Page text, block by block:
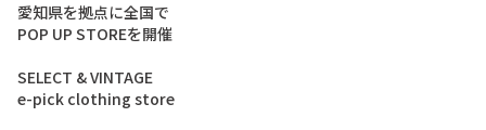
愛知県を拠点に全国で
POP UP STOREを開催
SELECT & VINTAGE
e-pick clothing store